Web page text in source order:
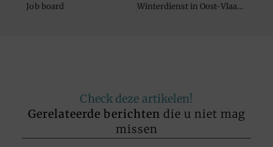
Job board Winterdienst in Oost-Vlaanderen waar veiligheid voorop staat
Check deze artikelen!
Gerelateerde berichten die u niet mag
missen